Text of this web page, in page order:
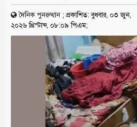
দৈনিক পুনরুত্থান ; প্রকাশিত: বুধবার, ০৩ জুন,
২০২৬ খ্রিস্টাব্দ, ০৮:০৯ পিএম;